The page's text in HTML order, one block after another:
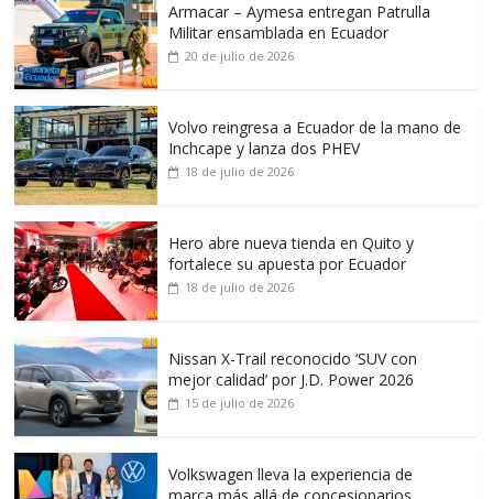
Armacar – Aymesa entregan Patrulla
Militar ensamblada en Ecuador
20 de julio de 2026
Volvo reingresa a Ecuador de la mano de
Inchcape y lanza dos PHEV
18 de julio de 2026
Hero abre nueva tienda en Quito y
fortalece su apuesta por Ecuador
18 de julio de 2026
Nissan X-Trail reconocido ‘SUV con
mejor calidad’ por J.D. Power 2026
15 de julio de 2026
Volkswagen lleva la experiencia de